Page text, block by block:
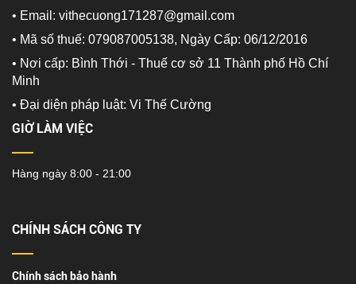
• Email: vithecuong171287@gmail.com
• Mã số thuế: 079087005138, Ngày Cấp: 06/12/2016
• Nơi cấp: Bình Thới - Thuế cơ sở 11 Thành phố Hồ Chí
Minh
• Đại diện pháp luật: Vi Thế Cường
GIỜ LÀM VIỆC
Hàng ngày 8:00 - 21:00
CHÍNH SÁCH CÔNG TY
Chính sách bảo hành